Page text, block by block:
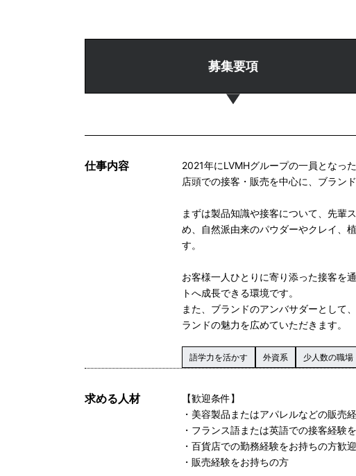
募集要項
仕事内容
2021年にLVMHグループの一員となっ
店頭での接客・販売を中心に、ブラン
まずは製品知識や接客について、先輩
め、自然派由来のパウダーやクレイ、
す。
お客様一人ひとりに寄り添った接客を
トへ成長できる環境です。
また、ブランドのアンバサダーとして
ランドの魅力を広めていただきます。
語学力を活かす 外資系 少人数の職場
求める人材
【歓迎条件】
・美容製品またはアパレルなどの販売
・フランス語または英語での接客経験
・百貨店での勤務経験をお持ちの方歓迎
・販売経験をお持ちの方